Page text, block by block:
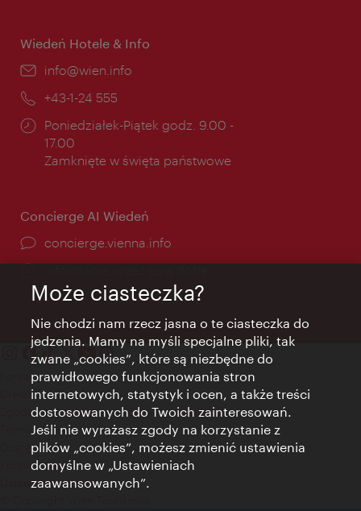
Wiedeń Hotele & Info
E-
info@wien.info
Telefon:
+43-1-24 555
Godziny
otwarcia:
Poniedziałek-Piątek godz. 9.00 -
17.00
Zamknięte w święta państwowe
Concierge AI Wiedeń
concierge.vienna.info
Kontakt
Credits
Zgoda na przetwarzanie danych osobowych
Terms of Use
Dostępność
Kontakt prasowy
Ustawienia cookies
Może ciasteczka?
Nie chodzi nam rzecz jasna o te ciasteczka do
jedzenia. Mamy na myśli specjalne pliki, tak
zwane „cookies”, które są niezbędne do
prawidłowego funkcjonowania stron
internetowych, statystyk i ocen, a także treści
dostosowanych do Twoich zainteresowań.
Jeśli nie wyrażasz zgody na korzystanie z
plików „cookies”, możesz zmienić ustawienia
domyślne w „Ustawieniach
zaawansowanych”.